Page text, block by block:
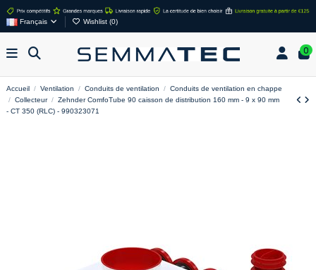
Français Wishlist (0)
0
Accueil Ventilation Conduits de ventilation
Conduits de ventilation en chappe
Collecteur
Zehnder ComfoTube 90 caisson de distribution 160 mm - 9 x 90 mm
- CT 350 (RLC) - 990323071